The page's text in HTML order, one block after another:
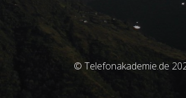
© Telefonakademie.de